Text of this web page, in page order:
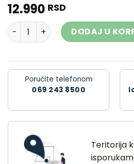
12.990 RSD
Montaža RM CZ 550 25,4mm
DODAJ U
Poručite telefonom
069 243 8500
Teritorija